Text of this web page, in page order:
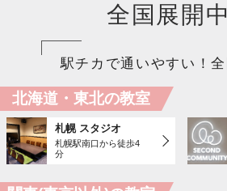
全国展開中
駅チカで通いやすい！全
北海道・東北の教室
札幌 スタジオ
札幌駅南口から徒歩4
分